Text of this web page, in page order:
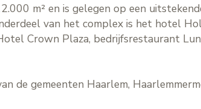
m² en is gelegen op een
van het complex is het hotel
Crown Plaza, bedrijfsrestaurant
de gemeenten Haarlem,